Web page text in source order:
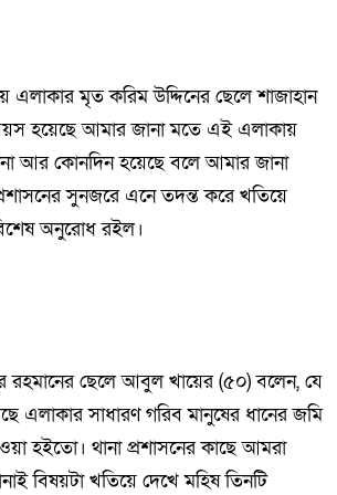
এলাকার মৃত করিম উদ্দিনের ছেলে শাজাহান
হয়েছে আমার জানা মতে এই এলাকায়
আর কোনদিন হয়েছে বলে আমার জানা
সুনজরে এনে তদন্ত করে খতিয়ে
অনুরোধ রইল।
রহমানের ছেলে আবুল খায়ের (৫০) বলেন, যে
এলাকার সাধারণ গরিব মানুষের ধানের জমি
হইতো। থানা প্রশাসনের কাছে আমরা
বিষয়টা খতিয়ে দেখে মহিষ তিনটি